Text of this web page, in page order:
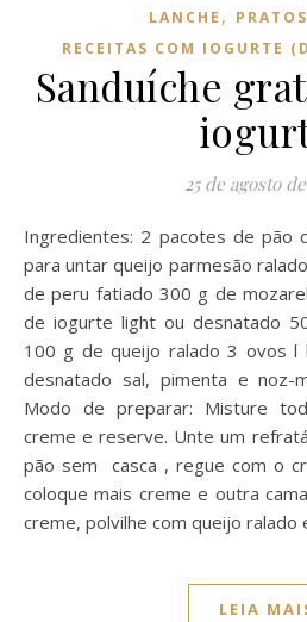
LANCHE ,
RECEITAS COM IOGURTE
Sanduíche
25 de agosto
Ingredientes: 2 pacotes de pão de forma light margarina
para untar queijo parmesão
de peru fatiado 300 g de
de iogurte light ou desnatado
100 g de queijo ralado 3 ovos
desnatado sal, pimenta e noz-
Modo de preparar: Misture
creme e reserve. Unte um
pão sem casca , regue com o
coloque mais creme e outra
creme, polvilhe com queijo ralado
LEIA